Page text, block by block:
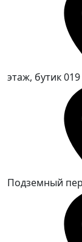
этаж, бутик 019
Подземный